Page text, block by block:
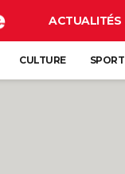
ACTUALITÉS
CULTURE SPORT